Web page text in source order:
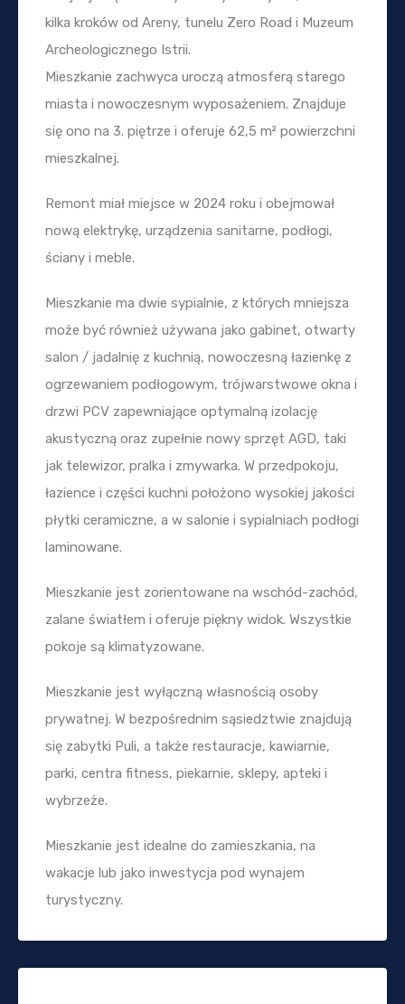
kilka kroków od Areny, tunelu Zero Road i Muzeum
Archeologicznego Istrii.
Mieszkanie zachwyca uroczą atmosferą starego
miasta i nowoczesnym wyposażeniem. Znajduje
się ono na 3. piętrze i oferuje 62,5 m² powierzchni
mieszkalnej.
Remont miał miejsce w 2024 roku i obejmował
nową elektrykę, urządzenia sanitarne, podłogi,
ściany i meble.
Mieszkanie ma dwie sypialnie, z których mniejsza
może być również używana jako gabinet, otwarty
salon / jadalnię z kuchnią, nowoczesną łazienkę z
ogrzewaniem podłogowym, trójwarstwowe okna i
drzwi PCV zapewniające optymalną izolację
akustyczną oraz zupełnie nowy sprzęt AGD, taki
jak telewizor, pralka i zmywarka. W przedpokoju,
łazience i części kuchni położono wysokiej jakości
płytki ceramiczne, a w salonie i sypialniach podłogi
laminowane.
Mieszkanie jest zorientowane na wschód-zachód,
zalane światłem i oferuje piękny widok. Wszystkie
pokoje są klimatyzowane.
Mieszkanie jest wyłączną własnością osoby
prywatnej. W bezpośrednim sąsiedztwie znajdują
się zabytki Puli, a także restauracje, kawiarnie,
parki, centra fitness, piekarnie, sklepy, apteki i
wybrzeże.
Mieszkanie jest idealne do zamieszkania, na
wakacje lub jako inwestycja pod wynajem
turystyczny.